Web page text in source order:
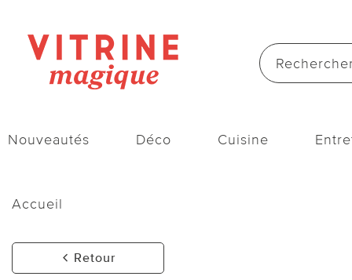
Nouveautés Déco Cuisine
Accueil
Retour